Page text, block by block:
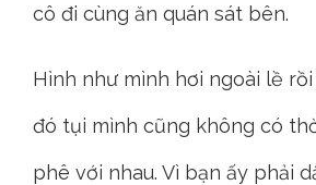
cô đi cùng ăn quán sát bên.
Hình như mình hơi ngoài lề rồi
đó tụi mình cũng không có
phê với nhau. Vì bạn ấy phải